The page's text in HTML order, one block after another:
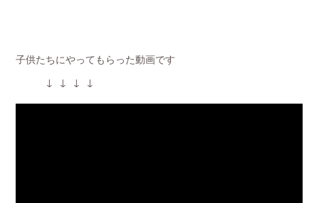
子供たちにやってもらった動画です
↓ ↓ ↓ ↓